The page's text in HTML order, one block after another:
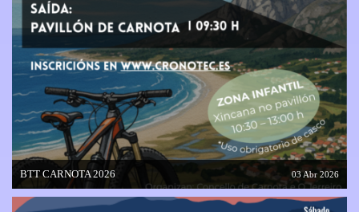
BTT CARNOTA 2026 03 Abr 2026